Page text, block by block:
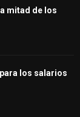
H
mitad de los
los salarios